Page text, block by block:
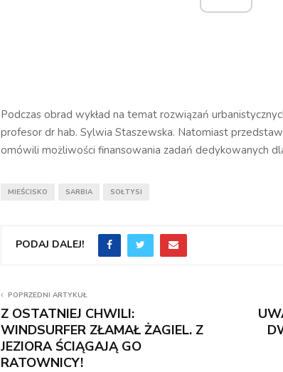
Podczas obrad wykład na temat rozwiązań
profesor dr hab. Sylwia Staszewska. Natomiast
omówili możliwości finansowania zadań dedykowanych
MIEŚCISKO SARBIA SOŁTYSI
PODAJ DALEJ!
POPRZEDNI ARTYKUŁ
Z OSTATNIEJ CHWILI:
WINDSURFER ZŁAMAŁ ŻAGIEL. Z
JEZIORA ŚCIĄGAJĄ GO
RATOWNICY!